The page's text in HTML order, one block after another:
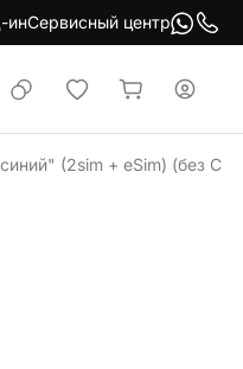
инСервисный центр
(2sim + eSim) (без